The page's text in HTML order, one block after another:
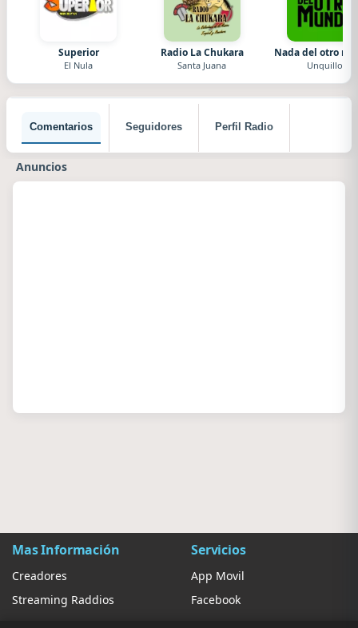
Superior
El Nula
Radio La Chukara
Santa Juana
Nada del otro
Unquillo
Comentarios Seguidores Perfil Radio
Anuncios
Mas Información
Creadores
Streaming Raddios
Servicios
App Movil
Facebook